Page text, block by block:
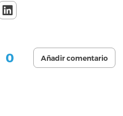
0 Añadir comentario